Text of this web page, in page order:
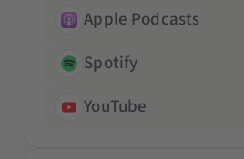
Apple Podcasts
Spotify
YouTube